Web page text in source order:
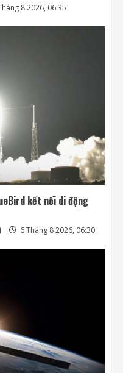
8 2026, 06:35
kết nối di động
6 Tháng 8 2026, 06:30